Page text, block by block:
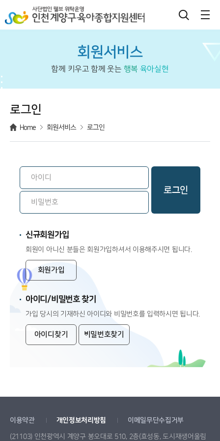
회원서비스
함께 키우고 함께 웃는 행복 육아실현
로그인
Home 회원서비스 로그인
신규회원가입
회원이 아니신 분들은 회원가입하셔서 이용해주시면 됩니다.
회원가입
아이디/비밀번호 찾기
가입 당시의 기재하신 아이디와 비밀번호를 입력하시면 됩니다.
아이디찾기 비밀번호찾기
이용약관 개인정보처리방침 이메일무단수집거부
(21103) 인천광역시 계양구 봉오대로 510, 2층(효성동, 도시재생어울림